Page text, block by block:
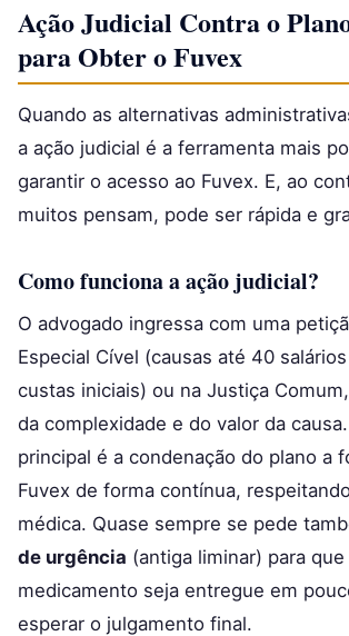
Ação Judicial Contra o
para Obter o Fuvex
Quando as alternativas
a ação judicial é a ferramenta mais
garantir o acesso ao Fuvex. E, ao
muitos pensam, pode ser rápida e
Como funciona a ação judicial?
O advogado ingressa com uma
Especial Cível (causas até 40
custas iniciais) ou na Justiça
da complexidade e do valor da
principal é a condenação do plano a
Fuvex de forma contínua,
médica. Quase sempre se pede
de urgência (antiga liminar) para que
medicamento seja entregue em
esperar o julgamento final.